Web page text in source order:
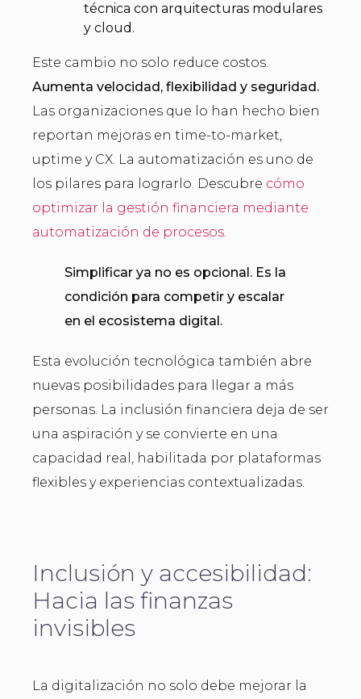
técnica con arquitecturas modulares
y cloud.
Este cambio no solo reduce costos.
Aumenta velocidad, flexibilidad y seguridad.
Las organizaciones que lo han hecho bien
reportan mejoras en time-to-market,
uptime y CX. La automatización es uno de
los pilares para lograrlo. Descubre cómo
optimizar la gestión financiera mediante
automatización de procesos.
Simplificar ya no es opcional. Es la
condición para competir y escalar
en el ecosistema digital.
Esta evolución tecnológica también abre
nuevas posibilidades para llegar a más
personas. La inclusión financiera deja de ser
una aspiración y se convierte en una
capacidad real, habilitada por plataformas
flexibles y experiencias contextualizadas.
Inclusión y accesibilidad:
Hacia las finanzas
invisibles
La digitalización no solo debe mejorar la